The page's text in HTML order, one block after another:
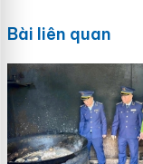
Bài liên quan